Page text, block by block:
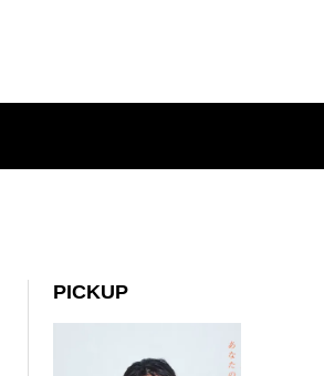
PICKUP